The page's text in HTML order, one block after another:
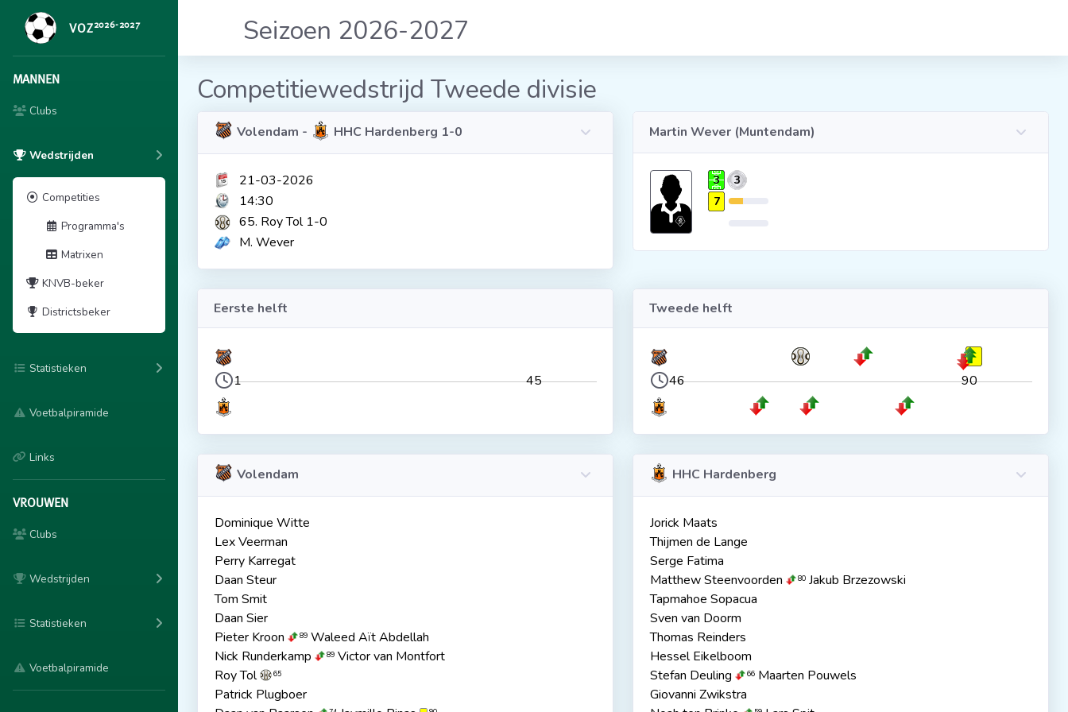
VOZ2026-2027
MANNEN
Clubs
Wedstrijden
Competities
Programma's
Matrixen
KNVB-beker
Districtsbeker
Statistieken
Voetbalpiramide
Links
VROUWEN
Clubs
Wedstrijden
Statistieken
Voetbalpiramide
Seizoen 2026-2027
Competitiewedstrijd Tweede divisie
Volendam - HHC Hardenberg 1-0
21-03-2026
14:30
65. Roy Tol 1-0
M. Wever
Martin Wever (Muntendam)
3
3
7
Eerste helft
1 45
Tweede helft
46 90
Volendam
Dominique Witte
Lex Veerman
Perry Karregat
Daan Steur
Tom Smit
Daan Sier
Pieter Kroon
89 Waleed Aït Abdellah
Nick Runderkamp
89 Victor van Montfort
Roy Tol
65
Patrick Plugboer
HHC Hardenberg
Jorick Maats
Thijmen de Lange
Serge Fatima
Matthew Steenvoorden
80 Jakub Brzezowski
Tapmahoe Sopacua
Sven van Doorm
Thomas Reinders
Hessel Eikelboom
Stefan Deuling
66 Maarten Pouwels
Giovanni Zwikstra